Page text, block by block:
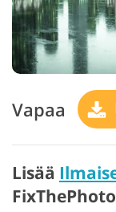
Vapaa
Lisää
FixThePhoto